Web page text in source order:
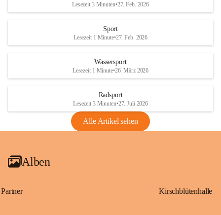
Maßnahmen zur Bekämpfung
Rebe und der Amerikanischen
Anhang VBl. EU Nr. 18
1 Seite•1,4 MB
VBl. EU Nr. 18_2026
Lesezeit 3 Minuten•27. Feb. 2026
Sport
Lesezeit 1 Minute•27. Feb. 2026
Wassersport
Lesezeit 1 Minute•26. März 2026
Radsport
Lesezeit 3 Minuten•27. Juli 2026
Alle Artikel sehen
Alben
Partner Kirschblütenhalle